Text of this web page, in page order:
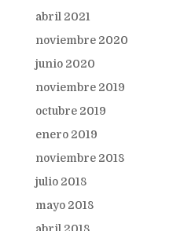
abril 2021
noviembre 2020
junio 2020
noviembre 2019
octubre 2019
enero 2019
noviembre 2018
julio 2018
mayo 2018